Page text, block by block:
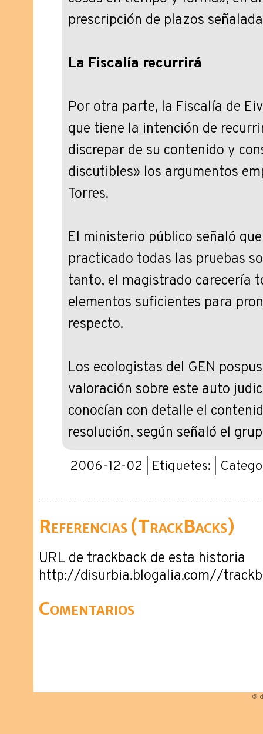
prescripción de plazos
La Fiscalía recurrirá
Por otra parte, la Fiscalía de
que tiene la intención de
discrepar de su contenido y
discutibles» los argumentos
Torres.
El ministerio público señaló
practicado todas las pruebas
tanto, el magistrado carecería
elementos suficientes para
respecto.
Los ecologistas del GEN
valoración sobre este auto
conocían con detalle el
resolución, según señaló el
2006-12-02 | Etiquetes: |
Referencias (TrackBacks)
URL de trackback de esta historia
http://disurbia.blogalia.com//
Comentarios
@